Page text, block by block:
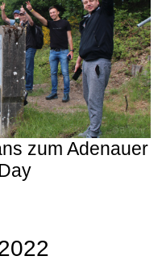
zum Adenauer